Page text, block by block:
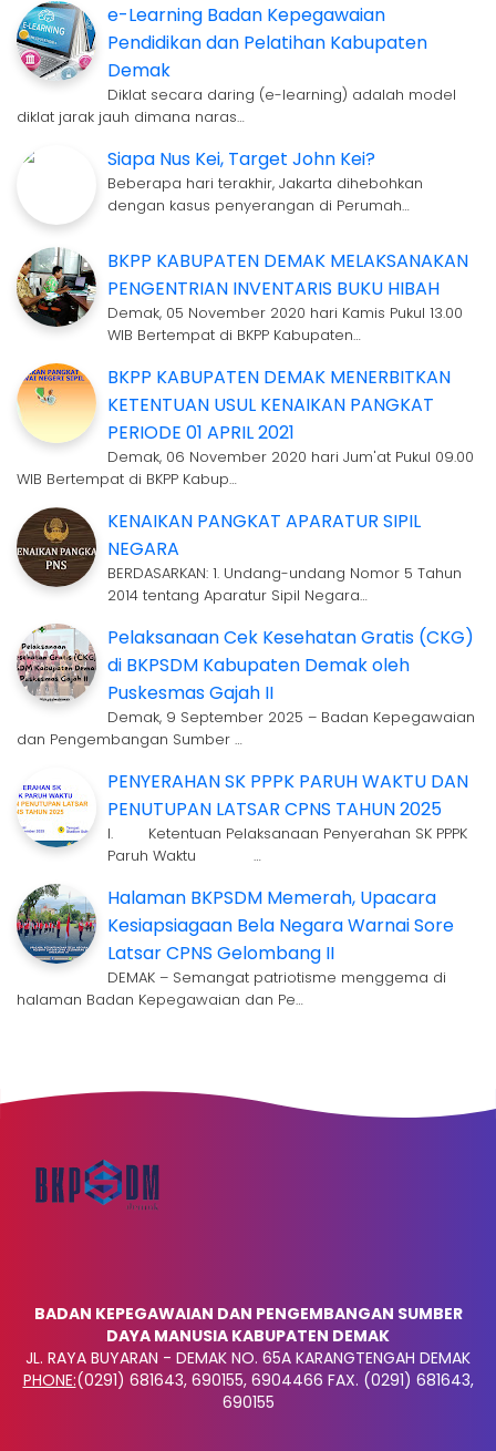
e-Learning Badan Kepegawaian
Pendidikan dan Pelatihan Kabupaten
Demak
Diklat secara daring (e-learning) adalah model
diklat jarak jauh dimana naras…
Siapa Nus Kei, Target John Kei?
Beberapa hari terakhir, Jakarta dihebohkan
dengan kasus penyerangan di Perumah…
BKPP KABUPATEN DEMAK MELAKSANAKAN
PENGENTRIAN INVENTARIS BUKU HIBAH
Demak, 05 November 2020 hari Kamis Pukul 13.00
WIB Bertempat di BKPP Kabupaten…
BKPP KABUPATEN DEMAK MENERBITKAN
KETENTUAN USUL KENAIKAN PANGKAT
PERIODE 01 APRIL 2021
Demak, 06 November 2020 hari Jum'at Pukul 09.00
WIB Bertempat di BKPP Kabup…
KENAIKAN PANGKAT APARATUR SIPIL
NEGARA
BERDASARKAN: 1. Undang-undang Nomor 5 Tahun
2014 tentang Aparatur Sipil Negara…
Pelaksanaan Cek Kesehatan Gratis (CKG)
di BKPSDM Kabupaten Demak oleh
Puskesmas Gajah II
Demak, 9 September 2025 – Badan Kepegawaian
dan Pengembangan Sumber …
PENYERAHAN SK PPPK PARUH WAKTU DAN
PENUTUPAN LATSAR CPNS TAHUN 2025
I. Ketentuan Pelaksanaan Penyerahan SK PPPK
Paruh Waktu …
Halaman BKPSDM Memerah, Upacara
Kesiapsiagaan Bela Negara Warnai Sore
Latsar CPNS Gelombang II
DEMAK – Semangat patriotisme menggema di
halaman Badan Kepegawaian dan Pe…
BADAN KEPEGAWAIAN DAN PENGEMBANGAN SUMBER
DAYA MANUSIA KABUPATEN DEMAK
JL. RAYA BUYARAN - DEMAK NO. 65A KARANGTENGAH DEMAK
PHONE:(0291) 681643, 690155, 6904466 FAX. (0291) 681643,
690155